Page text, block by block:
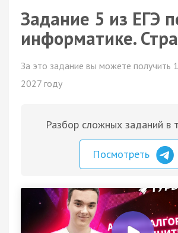
Задание 5 из ЕГЭ
информатике.
За это задание вы можете получить
2027 году
Разбор сложных заданий в
Посмотреть